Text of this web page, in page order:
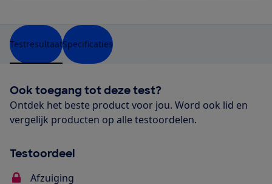
TestresultaatSpecificaties
Ook toegang tot deze test?
Ontdek het beste product voor jou. Word ook lid en
vergelijk producten op alle testoordelen.
Testoordeel
Afzuiging